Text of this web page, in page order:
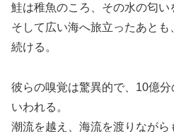
鮭は稚魚のころ、その水の匂い
そして広い海へ旅立ったあと
続ける。
彼らの嗅覚は驚異的で、10億
いわれる。
潮流を越え、海流を渡りなが